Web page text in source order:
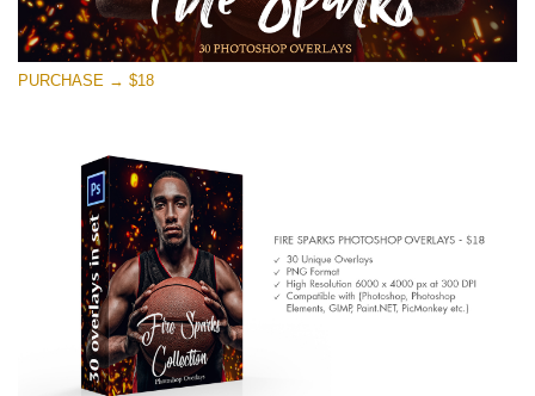
Entire Collection
(1783 Overlays)
PURCHASE → $18